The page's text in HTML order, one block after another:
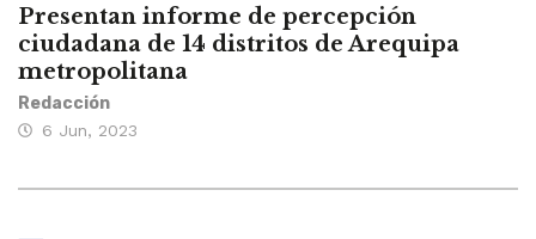
Presentan informe de percepción
ciudadana de 14 distritos de Arequipa
metropolitana
Redacción
6 Jun, 2023